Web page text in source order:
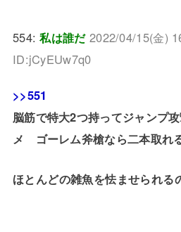
554:私は誰だ 2022/04/15(金)
ID:jCyEUw7q0
>>551
脳筋で特大2つ持ってジャンプ
メ ゴーレム斧槍なら二本取れ
ほとんどの雑魚を怯ませられる